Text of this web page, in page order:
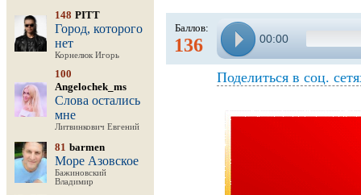
148 PITT
Город, которого
нет
Корнелюк Игорь
100
Angelochek_ms
Слова остались
мне
Литвинкович Евгений
81 barmen
Море Азовское
Бажиновский
Владимир
Баллов:
136 00:00
Поделиться в соц.